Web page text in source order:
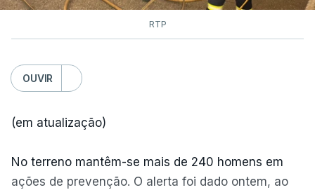
RTP
OUVIR
(em atualização)
No terreno mantêm-se mais de 240 homens em
ações de prevenção. O alerta foi dado ontem, ao